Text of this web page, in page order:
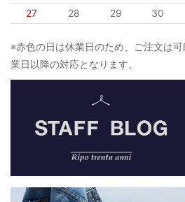
27
28 29 30
※赤色の日は休業日のため、ご注文は
業日以降の対応となります。